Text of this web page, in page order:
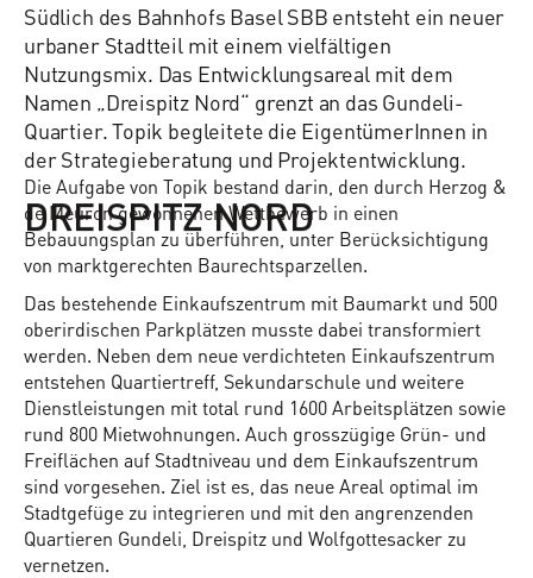
DREISPITZ NORD
Südlich des Bahnhofs Basel SBB entsteht ein neuer
urbaner Stadtteil mit einem vielfältigen
Nutzungsmix. Das Entwicklungsareal mit dem
Namen „Dreispitz Nord“ grenzt an das Gundeli-
Quartier. Topik begleitete die EigentümerInnen in
der Strategieberatung und Projektentwicklung.
Die Aufgabe von Topik bestand darin, den durch Herzog &
de Meuron gewonnenen Wettbewerb in einen
Bebauungsplan zu überführen, unter Berücksichtigung
von marktgerechten Baurechtsparzellen.
Das bestehende Einkaufszentrum mit Baumarkt und 500
oberirdischen Parkplätzen musste dabei transformiert
werden. Neben dem neue verdichteten Einkaufszentrum
entstehen Quartiertreff, Sekundarschule und weitere
Dienstleistungen mit total rund 1600 Arbeitsplätzen sowie
rund 800 Mietwohnungen. Auch grosszügige Grün- und
Freiflächen auf Stadtniveau und dem Einkaufszentrum
sind vorgesehen. Ziel ist es, das neue Areal optimal im
Stadtgefüge zu integrieren und mit den angrenzenden
Quartieren Gundeli, Dreispitz und Wolfgottesacker zu
vernetzen.